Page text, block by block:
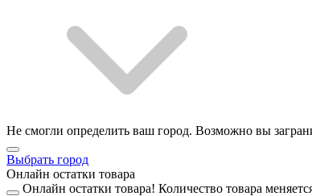
Не смогли определить ваш город. Возможно вы
Выбрать город
Онлайн остатки товара
Онлайн остатки товара! Количество товара